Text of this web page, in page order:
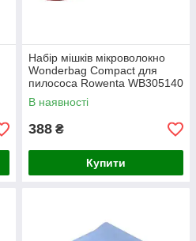
Набір мішків мікроволокно
Wonderbag Compact для
пилососа Rowenta WB305140
В наявності
388 ₴
Купити